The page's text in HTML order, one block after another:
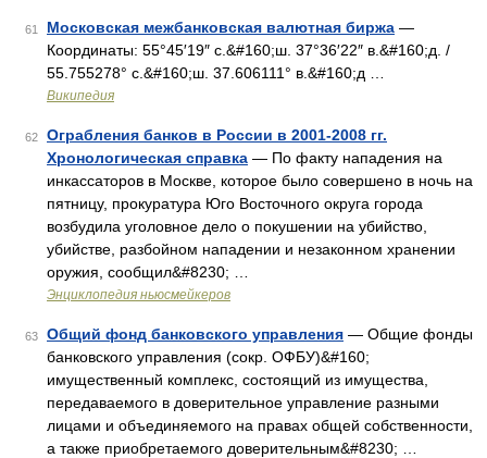
61 Московская межбанковская валютная биржа —
Координаты: 55°45′19″ с.&#160;ш. 37°36′22″ в.&#160;д. /
55.755278° с.&#160;ш. 37.606111° в.&#160;д …
Википедия
62
Ограбления банков в России в 2001-2008 гг.
Хронологическая справка — По факту нападения на
инкассаторов в Москве, которое было совершено в ночь на
пятницу, прокуратура Юго Восточного округа города
возбудила уголовное дело о покушении на убийство,
убийстве, разбойном нападении и незаконном хранении
оружия, сообщил&#8230; …
Энциклопедия ньюсмейкеров
63 Общий фонд банковского управления — Общие фонды
банковского управления (сокр. ОФБУ)&#160;
имущественный комплекс, состоящий из имущества,
передаваемого в доверительное управление разными
лицами и объединяемого на правах общей собственности,
а также приобретаемого доверительным&#8230; …